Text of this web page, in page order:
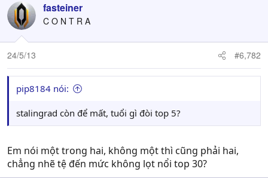
fasteiner
C O N T R A
24/5/13 #6,782
pip8184 nói:
stalingrad còn để mất, tuổi gì đòi top 5?
Em nói một trong hai, không một thì cũng phải hai,
chẳng nhẽ tệ đến mức không lọt nổi top 30?